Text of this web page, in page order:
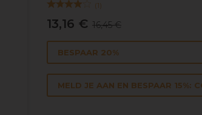
(1)
13,16 € 16,45 €
BESPAAR 20%
MELD JE AAN EN BESPAAR 15%: